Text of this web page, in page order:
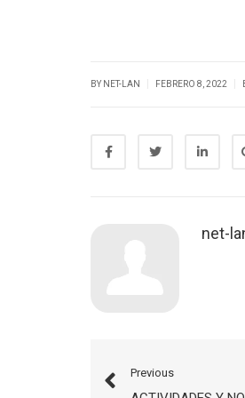
BY NET-LAN FEBRERO 8, 2022
net-
Previous